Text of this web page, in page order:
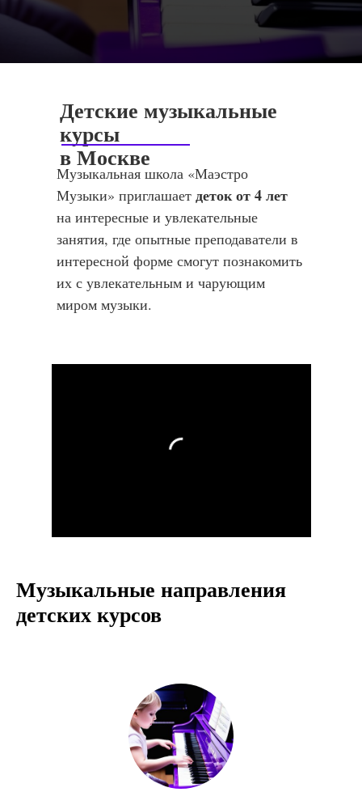
Детские музыкальные
курсы
в Москве
Музыкальная школа «Маэстро
Музыки» приглашает деток от 4 лет
на интересные и увлекательные
занятия, где опытные преподаватели в
интересной форме смогут познакомить
их с увлекательным и чарующим
миром музыки.
Музыкальные направления
детских курсов